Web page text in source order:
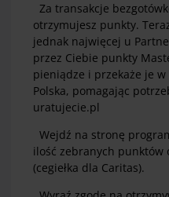
Za transakcje
otrzymujesz punkty.
jednak najwięcej u
przez Ciebie punkty
pieniądze i przekaże je w
Polska, pomagając
uratujecie.pl
Wejdź na stronę
ilość zebranych punktów
(cegiełka dla Caritas).